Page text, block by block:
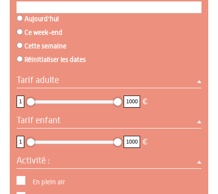
Aujourd'hui
Ce week-end
Cette semaine
Réinitialiser les dates
Tarif adulte
1 1000 €
Tarif enfant
1 1000 €
Activité :
En plein air